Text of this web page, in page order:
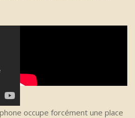
occupe forcément une place